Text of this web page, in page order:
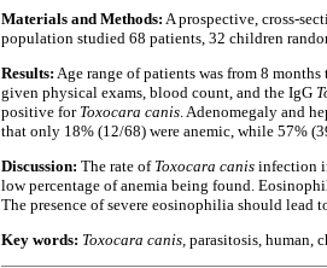
Materials and Methods: A prospective, cross-
population studied 68 patients, 32 children
Results: Age range of patients was from 8
given physical exams, blood count, and the IgG
positive for Toxocara canis . Adenomegaly and
that only 18% (12/68) were anemic, while 57%
Discussion: The rate of Toxocara canis infection
low percentage of anemia being found.
The presence of severe eosinophilia should lead
Key words: Toxocara canis, parasitosis, human,